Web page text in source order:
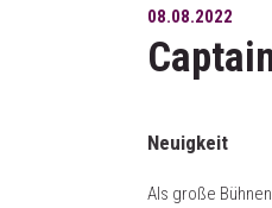
08.08.2022
Neuigkeit
Als große